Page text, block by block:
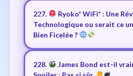
227.
Ryoko* WiFi* : Une
Technologique ou serait ce
Bien Ficelée ?
228.
James Bond est-il